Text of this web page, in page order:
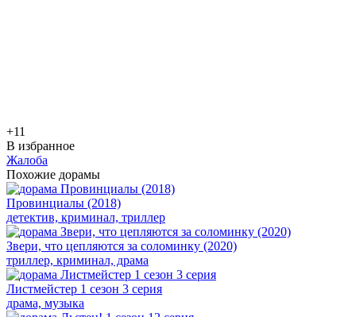
+11
В избранное
Жалоба
Похожие дорамы
Провинциалы (2018)
детектив, криминал, триллер
Звери, что цепляются за соломинку (2020)
триллер, криминал, драма
Листмейстер 1 сезон 3 серия
драма, музыка